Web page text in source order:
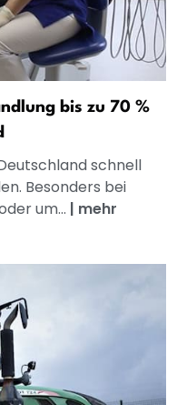
bis zu 70 %
schnell
Besonders bei
um... | mehr